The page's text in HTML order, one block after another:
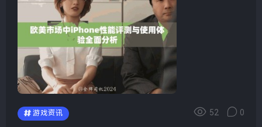
游戏资讯 52 0